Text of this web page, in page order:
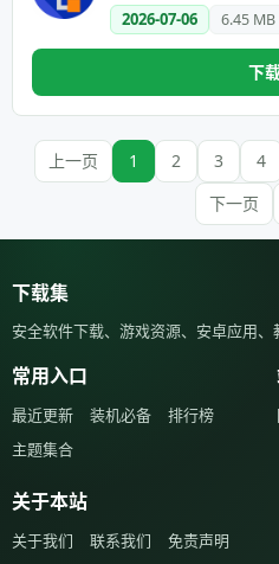
2026-07-06
6.45 MB
下
上一页 1 2 3 4
下一页
下载集
安全软件下载、游戏资源、安卓应用、
常用入口
最近更新 装机必备
排行榜
主题集合
关于本站
关于我们 联系我们 免责声明